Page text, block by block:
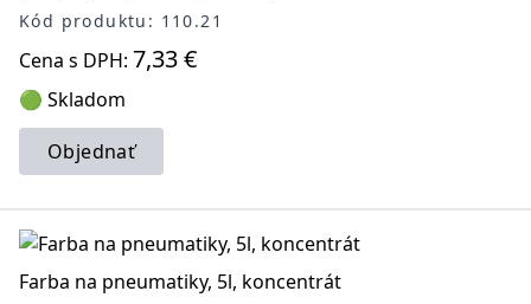
Kód produktu: 110.21
Cena s DPH: 7,33 €
🟢 Skladom
Objednať
Farba na pneumatiky, 5l, koncentrát